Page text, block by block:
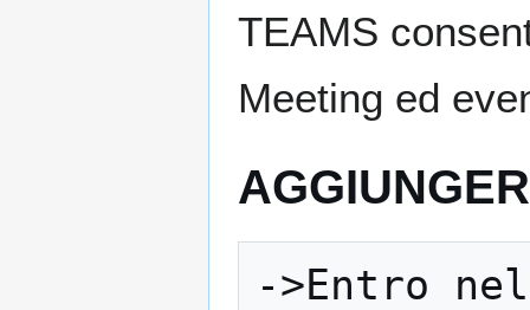
TEAMS
Meeting ed
->Entro